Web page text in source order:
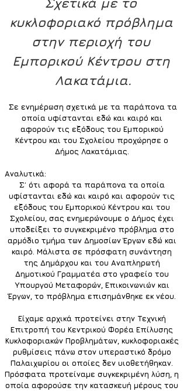
κυκλοφοριακό πρόβλημα
στην περιοχή του
Εμπορικού Κέντρου στη
Λακατάμια.
οποία υφίστανται εδώ και καιρό και
αφορούν τις εξόδους του Εμπορικού
Κέντρου και του Σχολείου προχώρησε ο
Δήμος Λακατάμιας.
Αναλυτικά:
Σ΄ ότι αφορά τα παράπονα τα οποία
υφίστανται εδώ και καιρό και αφορούν τις
εξόδους του Εμπορικού Κέντρου και του
Σχολείου, σας ενημερώνουμε ο Δήμος έχει
υποδείξει το συγκεκριμένο πρόβλημα στο
αρμόδιο τμήμα των Δημοσίων Έργων εδώ και
καιρό. Μάλιστα σε πρόσφατη συνάντηση
της Δημάρχου και του Αναπληρωτή
Δημοτικού Γραμματέα στο γραφείο του
Υπουργού Μεταφορών, Επικοινωνιών και
Έργων, το πρόβλημα επισημάνθηκε εκ νέου.
Είχαμε αρχικά προτείνει στην Τεχνική
Επιτροπή του Κεντρικού Φορέα Επίλυσης
Κυκλοφοριακών Προβλημάτων, κυκλοφοριακές
ρυθμίσεις πάνω στον υπεραστικό δρόμο
Παλαιχωρίου οι οποίες δεν υιοθετήθηκαν.
Πρόσφατα προτείναμε συγκεκριμένη λύση, η
οποία αφορούσε την κατασκευή μέρους του